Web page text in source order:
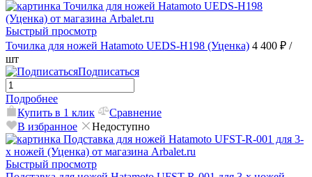
Быстрый просмотр
Точилка для ножей Hatamoto UEDS-H198 (Уценка) 4 400 ₽ /
шт
Подписаться
Подробнее
Купить в 1 клик
Сравнение
В избранное
Недоступно
Быстрый просмотр